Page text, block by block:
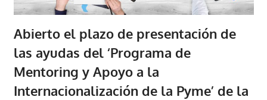
Abierto el plazo de presentación de
las ayudas del ‘Programa de
Mentoring y Apoyo a la
Internacionalización de la Pyme’ de la